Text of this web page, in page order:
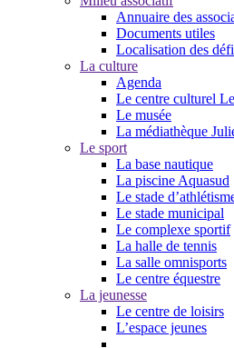
Annuaire des
Documents utiles
Localisation des
La culture
Agenda
Le centre culturel
Le musée
La médiathèque
Le sport
La base nautique
La piscine Aquasud
Le stade
Le stade municipal
Le complexe sportif
La halle de tennis
La salle omnisports
Le centre équestre
La jeunesse
Le centre de loisirs
L’espace jeunes